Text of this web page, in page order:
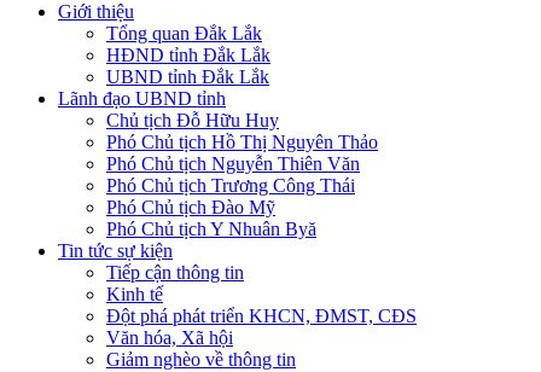
Giới thiệu
Tổng quan Đắk Lắk
HĐND tỉnh Đắk Lắk
UBND tỉnh Đắk Lắk
Lãnh đạo UBND tỉnh
Chủ tịch Đỗ Hữu Huy
Phó Chủ tịch Hồ Thị Nguyên Thảo
Phó Chủ tịch Nguyễn Thiên Văn
Phó Chủ tịch Trương Công Thái
Phó Chủ tịch Đào Mỹ
Phó Chủ tịch Y Nhuân Byă
Tin tức sự kiện
Tiếp cận thông tin
Kinh tế
Đột phá phát triển KHCN, ĐMST, CĐS
Văn hóa, Xã hội
Giảm nghèo về thông tin